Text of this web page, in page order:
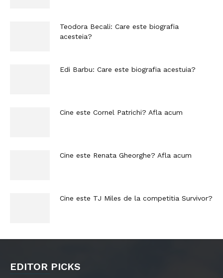
Teodora Becali: Care este biografia
acesteia?
Edi Barbu: Care este biografia acestuia?
Cine este Cornel Patrichi? Afla acum
Cine este Renata Gheorghe? Afla acum
Cine este TJ Miles de la competitia Survivor?
EDITOR PICKS